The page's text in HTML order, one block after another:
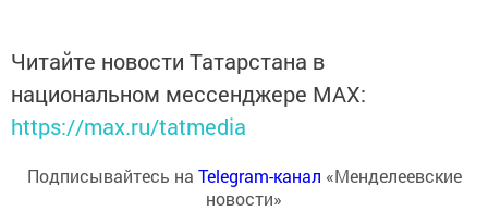
Читайте новости Татарстана в
национальном мессенджере MАХ:
https://max.ru/tatmedia
Подписывайтесь на Telegram-канал «Менделеевские
новости»